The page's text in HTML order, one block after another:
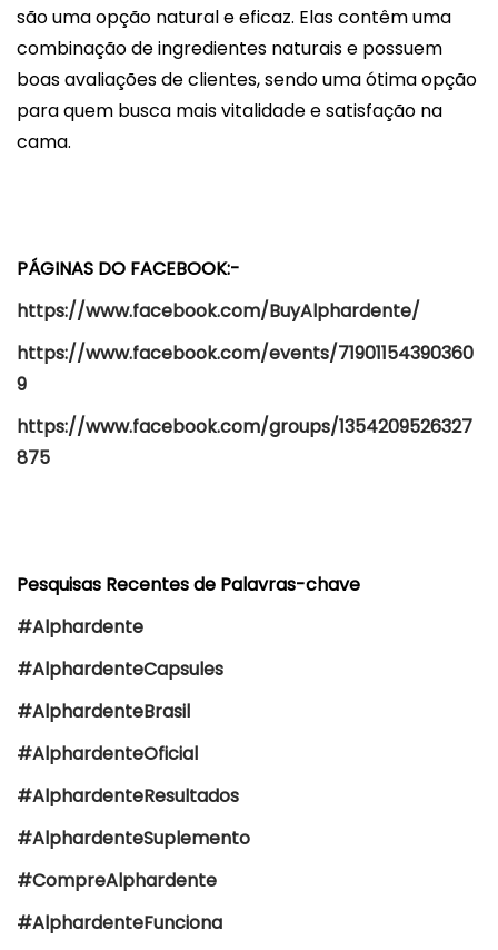
são uma opção natural e eficaz. Elas contêm uma
combinação de ingredientes naturais e possuem
boas avaliações de clientes, sendo uma ótima opção
para quem busca mais vitalidade e satisfação na
cama.
PÁGINAS DO FACEBOOK:-
https://www.facebook.com/BuyAlphardente/
https://www.facebook.com/events/71901154390360
9
https://www.facebook.com/groups/1354209526327
875
Pesquisas Recentes de Palavras-chave
#Alphardente
#AlphardenteCapsules
#AlphardenteBrasil
#AlphardenteOficial
#AlphardenteResultados
#AlphardenteSuplemento
#CompreAlphardente
#AlphardenteFunciona